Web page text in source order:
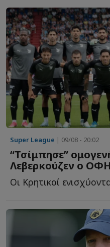
Super League | 09/08 - 20:02
“Τσίμπησε”
Λεβερκούζεν ο
Οι Κρητικοί